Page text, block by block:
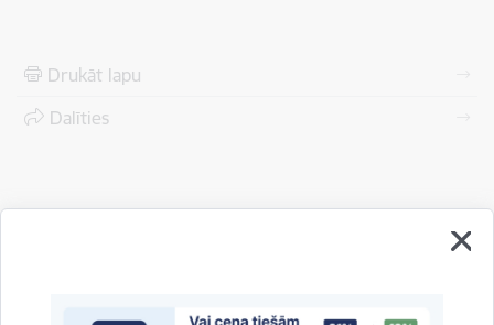
Drukāt lapu
Dalīties